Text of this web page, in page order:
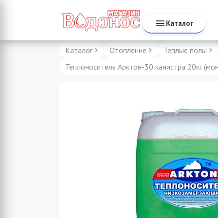
Каталог
Каталог Отопление Теплые полы
Теплоноситель Арктон-30 канистра 20кг